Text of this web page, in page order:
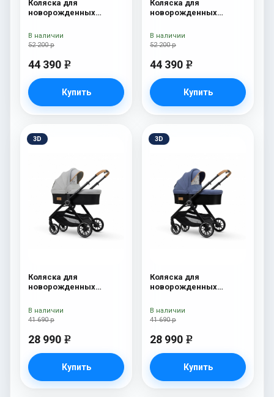
Коляска для
новорожденных
сумка Grey
52 200 р
44 390 e
Купить
В наличии
Коляска для
новорожденных
сумка Denim
52 200 р
44 390 e
Купить
В наличии
3D
Коляска для
новорожденных
41 690 р
28 990 e
Купить
В наличии
3D
Коляска для
новорожденных
41 690 р
28 990 e
Купить
В наличии